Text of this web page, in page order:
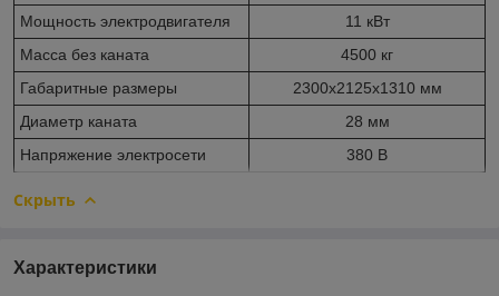
Мощность электродвигателя
11 кВт
Масса без каната
4500 кг
Габаритные размеры
2300х2125х1310 мм
Диаметр каната
28 мм
Напряжение электросети
380 В
Скрыть
Характеристики